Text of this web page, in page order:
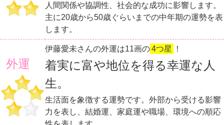
人間関係や協調性、社会的な成功に影響します。
主に20歳から50歳ぐらいまでの中年期の運勢を表
します。
外運
伊藤愛未さんの外運は11画の4つ星 ！
着実に富や地位を得る幸運な人
生。
生活面を象徴する運勢です。外部から受ける影響
力を表し、結婚運、家庭運や職場、環境への順応